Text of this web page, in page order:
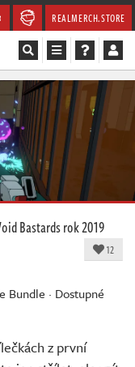
REALMERCH.STORE
Bastardsrok 2019
12
Bundle · Dostupné
z první